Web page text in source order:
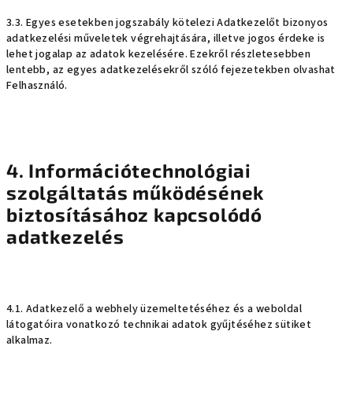
3.3. Egyes esetekben jogszabály kötelezi Adatkezelőt bizonyos
adatkezelési műveletek végrehajtására, illetve jogos érdeke is
lehet jogalap az adatok kezelésére. Ezekről részletesebben
lentebb, az egyes adatkezelésekről szóló fejezetekben olvashat
Felhasználó.
4. Információtechnológiai
szolgáltatás működésének
biztosításához kapcsolódó
adatkezelés
4.1. Adatkezelő a webhely üzemeltetéséhez és a weboldal
látogatóira vonatkozó technikai adatok gyűjtéséhez sütiket
alkalmaz.